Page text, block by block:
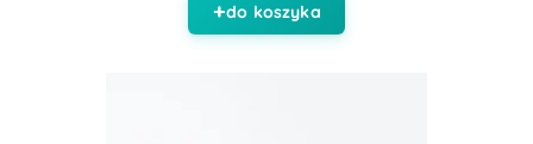
do koszyka